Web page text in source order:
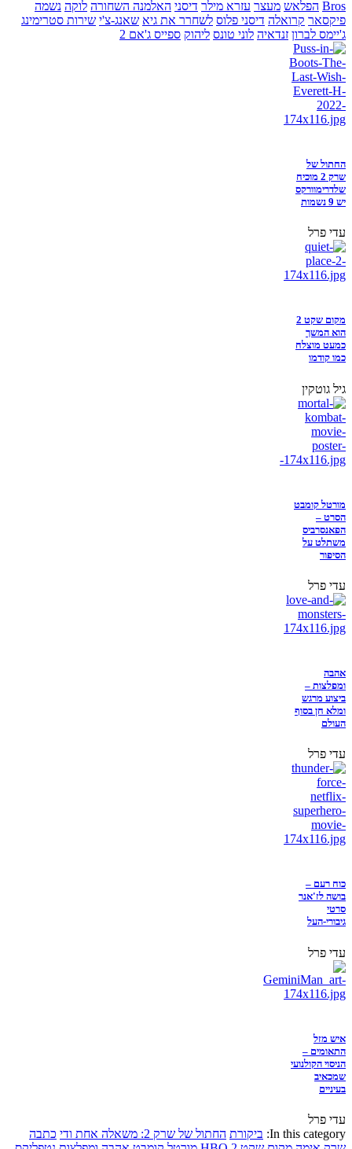
Bros הפלאש מעצר עזרא מילר דיסני האלמנה השחורה לוקה נשמה
פיקסאר קרואלה דיסני פלוס לשחרר את גיא שאנג-צ'י שירות סטרימינג
ג'יימס לברון זנדאיה לוני טונס ליהוק ספייס ג'אם 2
החתול של
שרק 2 מוכיח
שלדרימוורקס
יש 9 נשמות
עדי פרל
מקום שקט 2
הוא המשך
כמעט מוצלח
כמו קודמו
גיל גוטקין
מורטל קומבט
הסרט –
הפאנסרביס
משתלט על
הסיפור
עדי פרל
אהבה
ומפלצות –
ביצוע מרגש
ומלא חן בסוף
העולם
עדי פרל
כוח רעם –
בושה לז'אנר
סרטי
גיבורי-העל
עדי פרל
איש מזל
התאומים –
הניסוי הקולנועי
שמכאיב
בעיניים
עדי פרל
In this category: ביקורת החתול של שרק 2: משאלה אחת ודי
כתבה